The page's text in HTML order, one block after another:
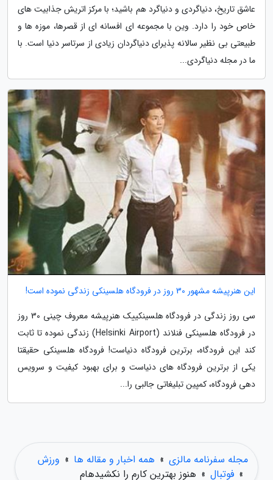
عاشق تاریخ، دنیاگردی و دنیاگرد هم باشید؛ با مرکز اتریش جذابیت های
خاص خود را دارد. وین با مجموعه ای افسانه ای از قصرها، موزه ها و
طبیعتی بی نظیر سالانه پذیرای دنیاگردان زیادی از سرتاسر دنیا است. با
ما در مجله دنیاگردی...
این هنرپیشه مشهور 30 روز در فرودگاه هلسینکی زندگی نموده است!
سی روز زندگی در فرودگاه هلسینکییک هنرپیشه معروف چینی 30 روز
در فرودگاه هلسینکی فنلاند (Helsinki Airport) زندگی نموده تا ثابت
کند این فرودگاه، برترین فرودگاه دنیاست! فرودگاه هلسینکی حقیقتا
یکی از برترین فرودگاه های دنیاست و برای بهبود کیفیت و سرویس
دهی فرودگاه، کمپین تبلیغاتی جالبی را...
مجله سفرنامه مالزی » همه اخبار و مقاله ها » ورزش
» فوتبال » هنوز بهترین کارم را نکشیدهام